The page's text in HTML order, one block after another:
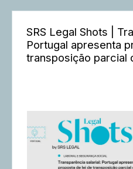
SRS Legal Shots |
Portugal apresenta
transposição parcial